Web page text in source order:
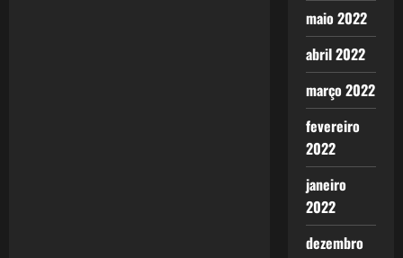
maio 2022
abril 2022
março 2022
fevereiro
2022
janeiro
2022
dezembro